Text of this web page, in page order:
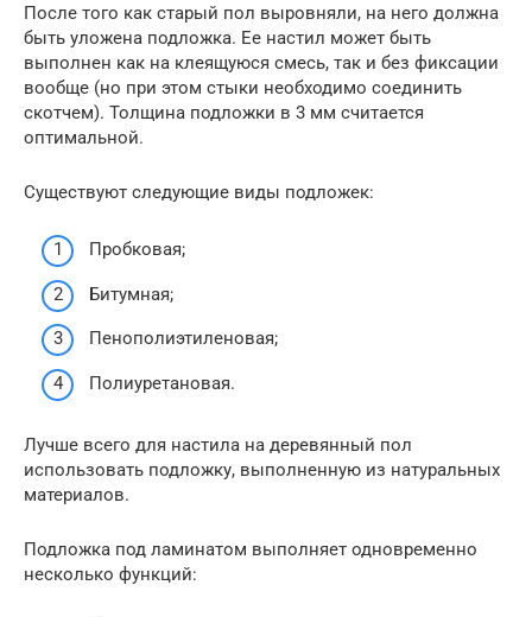
После того как старый пол выровняли, на него должна
быть уложена подложка. Ее настил может быть
выполнен как на клеящуюся смесь, так и без фиксации
вообще (но при этом стыки необходимо соединить
скотчем). Толщина подложки в 3 мм считается
оптимальной.
Существуют следующие виды подложек:
Пробковая;
Битумная;
Пенополиэтиленовая;
Полиуретановая.
Лучше всего для настила на деревянный пол
использовать подложку, выполненную из натуральных
материалов.
Подложка под ламинатом выполняет одновременно
несколько функций: